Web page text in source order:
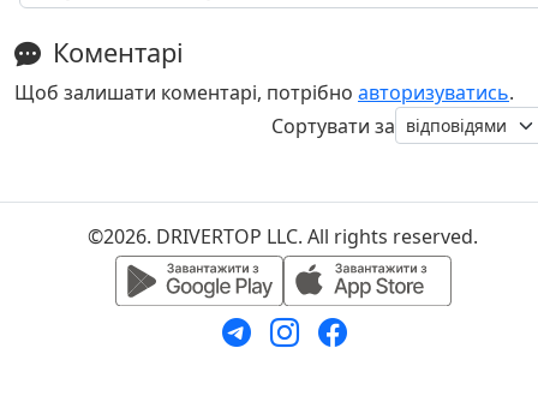
Коментарі
Щоб залишати коментарі, потрібно авторизуватись.
Сортувати за
©2026. DRIVERTOP LLC. All rights reserved.